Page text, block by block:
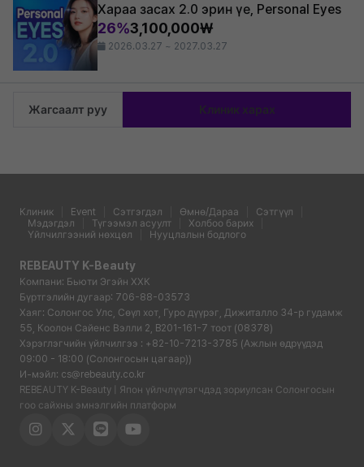
Хараа засах 2.0 эрин үе, Personal Eyes
26%3,100,000₩
2026.03.27 ~ 2027.03.27
Жагсаалт руу Клиник харах
Клиник Event Сэтгэгдэл Өмнө/Дараа
Сэтгүүл
Мэдэгдэл
Түгээмэл асуулт
Холбоо барих
Үйлчилгээний нөхцөл
Нууцлалын бодлого
REBEAUTY K-Beauty
Компани: Бьюти Эгэйн ХХК
Бүртгэлийн дугаар: 706-88-03573
Хаяг: Солонгос Улс, Сөүл хот, Гуро дүүрэг, Дижиталло 34-р гудамж
55, Коолон Сайенс Вэлли 2, B201-161-7 тоот (08378)
Хэрэглэгчийн үйлчилгээ : +82-10-7213-3785 (Ажлын өдрүүдэд
09:00 - 18:00 (Солонгосын цагаар))
И-мэйл: cs@rebeauty.co.kr
REBEAUTY K-Beauty | Япон үйлчлүүлэгчдэд зориулсан Солонгосын
гоо сайхны эмнэлгийн платформ